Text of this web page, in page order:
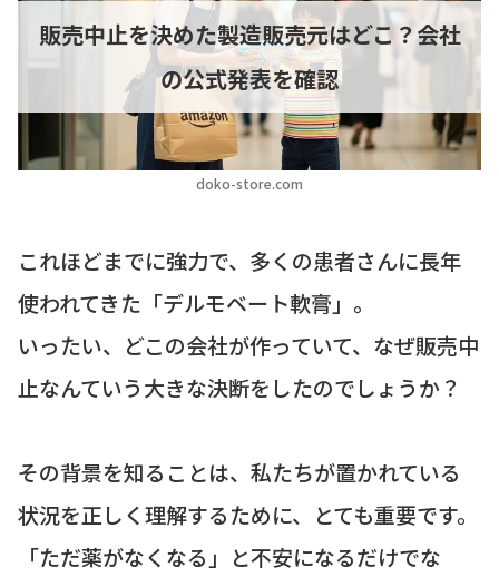
doko-store.com
販売中止を決めた製造販売元はどこ？会社
の公式発表を確認
これほどまでに強力で、多くの患者さんに長年
使われてきた「デルモベート軟膏」。
いったい、どこの会社が作っていて、なぜ販売中
止なんていう大きな決断をしたのでしょうか？
その背景を知ることは、私たちが置かれている
状況を正しく理解するために、とても重要です。
「ただ薬がなくなる」と不安になるだけでな